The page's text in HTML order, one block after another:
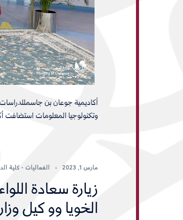
أكاديمية جوعان بن
وتكنولوجيا المعلومات استضافت
مارس 1, 2023 الفعاليات - كلية
زيارة سعادة
الخويا وو كيل